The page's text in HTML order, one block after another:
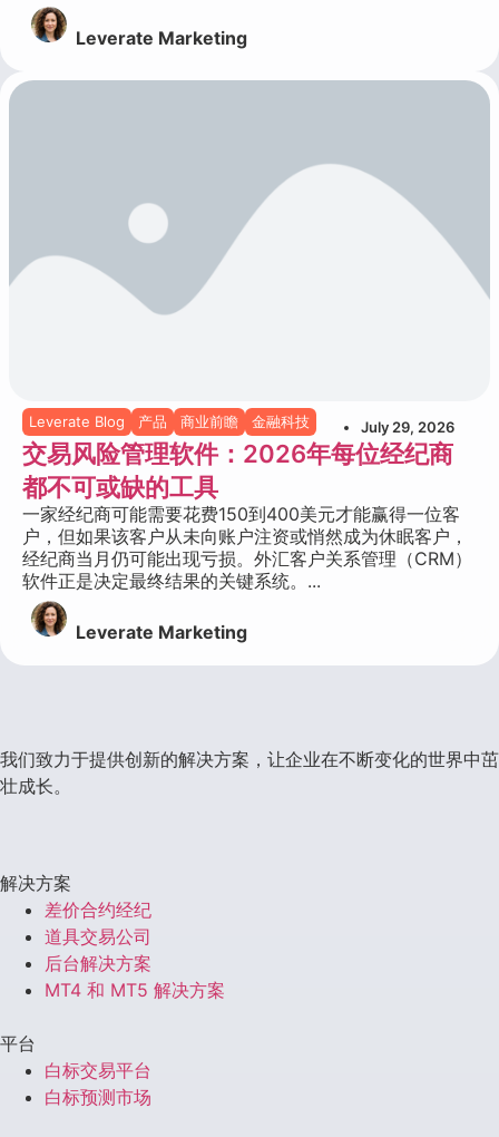
Leverate Marketing
Leverate Blog 产品 商业前瞻 金融科技 July 29, 2026
交易风险管理软件：2026年每位经纪商
都不可或缺的工具
一家经纪商可能需要花费150到400美元才能赢得一位客
户，但如果该客户从未向账户注资或悄然成为休眠客户，
经纪商当月仍可能出现亏损。外汇客户关系管理（CRM）
软件正是决定最终结果的关键系统。...
Leverate Marketing
我们致力于提供创新的解决方案，让企业在不断变化的世界中茁
壮成长。
解决方案
差价合约经纪
道具交易公司
后台解决方案
MT4 和 MT5 解决方案
平台
白标交易平台
白标预测市场